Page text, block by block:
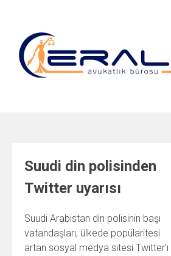
content
Suudi din polisinden
Twitter uyarısı
Suudi Arabistan din polisinin başı
vatandaşları, ülkede popülaritesi
artan sosyal medya sitesi Twitter’ı